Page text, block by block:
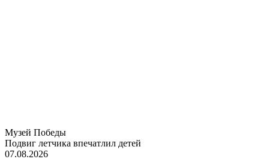
Музей Победы
Подвиг летчика впечатлил детей
07.08.2026